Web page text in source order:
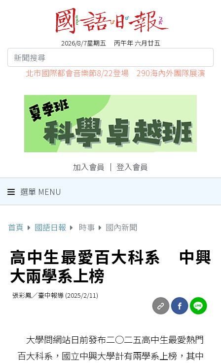
2026/8/7星期五 丙午年 六月廿五
北市國際都會音樂節8/22登場 290海內外團隊展演
加入會員 ｜ 登入會員
選單 MENU
首頁 國語日報 時事 國內新聞
高中生最愛百大科系 中興
大兩學系上榜
張彩鳳／臺中報導 (2025/2/11)
大學問網站日前發布二○二五高中生最愛熱門
百大科系，國立中興大學計有兩學系上榜，其中